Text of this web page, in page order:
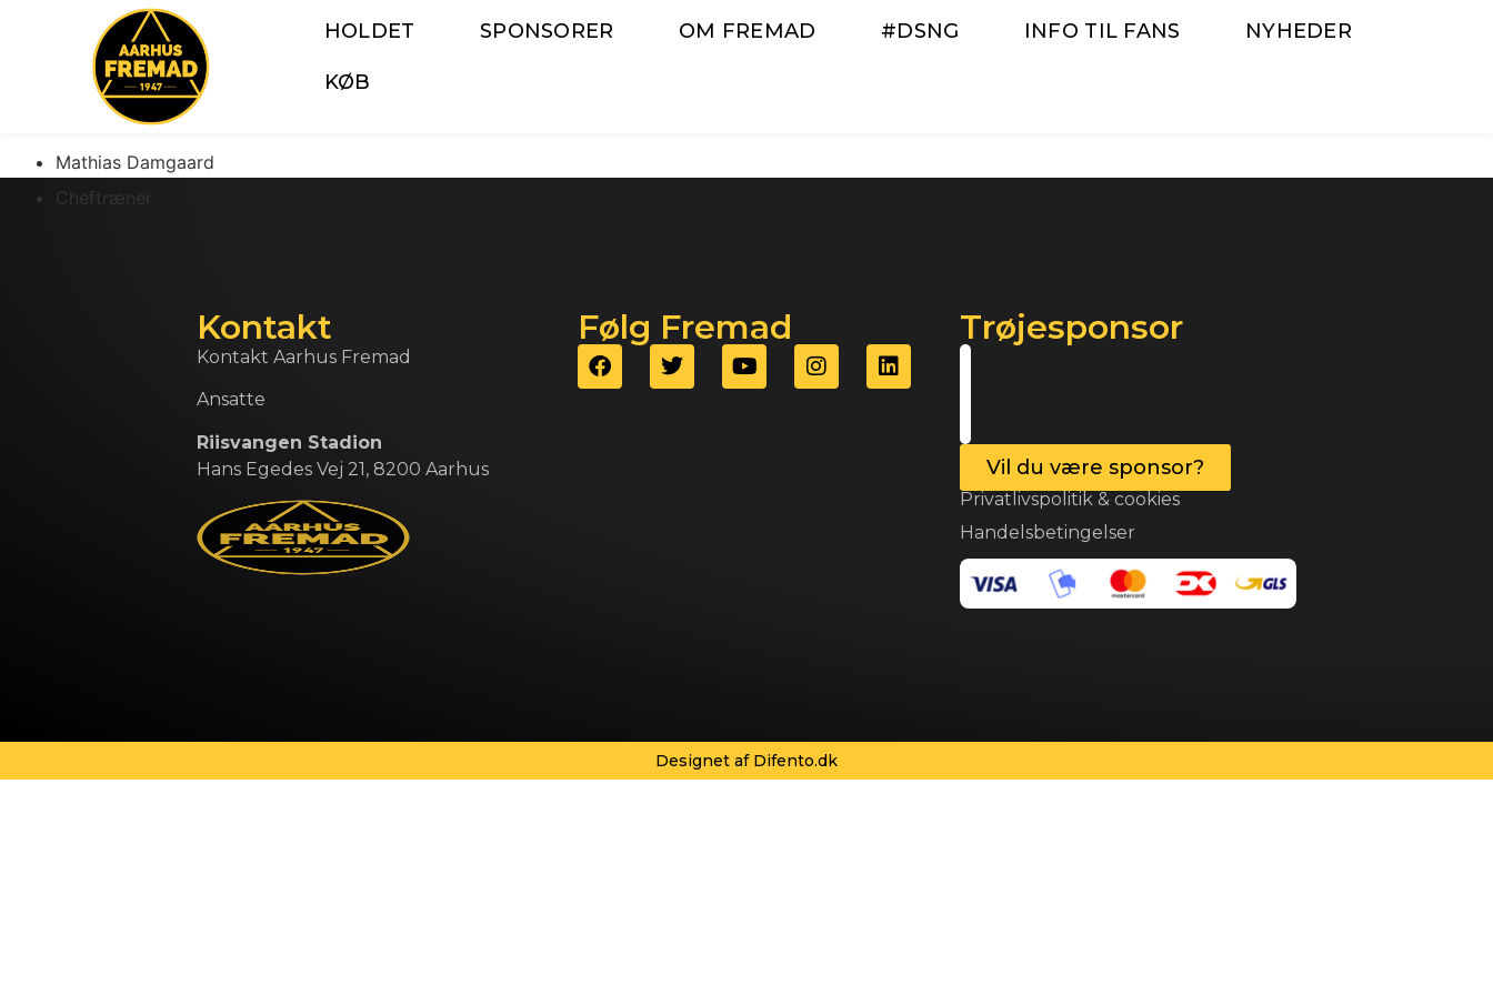
HOLDET SPONSORER OM FREMAD #DSNG INFO TIL FANS NYHEDER
KØB
Mathias Damgaard
Cheftræner
Kontakt
Kontakt Aarhus Fremad
Ansatte
Riisvangen Stadion
Hans Egedes Vej 21, 8200 Aarhus
Følg Fremad Trøjesponsor
Vil du være sponsor?
Privatlivspolitik & cookies
Handelsbetingelser
Designet af Difento.dk